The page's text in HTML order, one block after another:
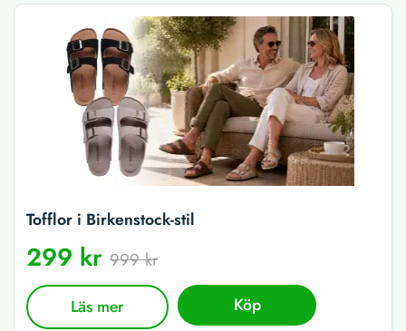
Tofflor i Birkenstock-stil
299 kr 999 kr
Läs mer Köp